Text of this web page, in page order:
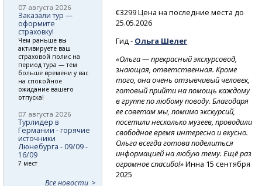
€3299 Цена на последние места до
25.05.2026
Гид - Ольга Шелег
«Ольга — прекрасный экскурсовод,
знающая, ответственная. Кроме
того, она очень отзывчивый человек,
готовый прийти на помощь каждому
в группе по любому поводу. Благодаря
ее советам мы, помимо экскурсий,
посетили несколько музеев, проводили
свободное время интересно и вкусно.
Ольга всегда готова поделиться
информацией на любую тему. Ещё раз
огромное спасибо!»Инна 15 сентября
2025
07 августа 2026
Заказали тур —
оформите
страховку!
Чем раньше вы
активируете ваш
страховой полис на
период тура — тем
больше времени у вас
на спокойное
ожидание вашего
отпуска!
07 августа 2026
Турлидер в
Германии - горячие
источники
Люнебурга - 09/09 -
16/09
7 мест
Все новости